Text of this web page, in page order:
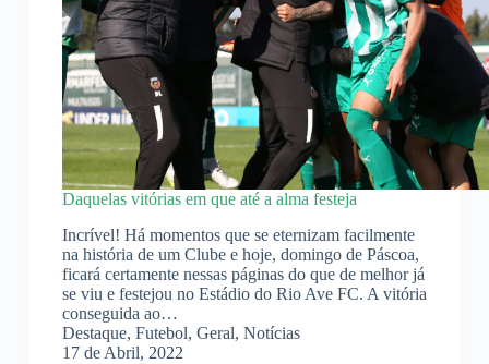
Daquelas vitórias em que até a alma festeja
Incrível! Há momentos que se eternizam facilmente
na história de um Clube e hoje, domingo de Páscoa,
ficará certamente nessas páginas do que de melhor já
se viu e festejou no Estádio do Rio Ave FC. A vitória
conseguida ao…
Destaque, Futebol, Geral, Notícias
17 de Abril, 2022